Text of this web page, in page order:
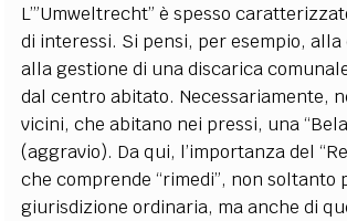
L’”Umweltrecht” è spesso
di interessi. Si pensi, per esempio,
alla gestione di una discarica
dal centro abitato. Necessariamente,
vicini, che abitano nei pressi, una
(aggravio). Da qui, l’importanza del
che comprende “rimedi”, non soltanto
giurisdizione ordinaria, ma anche di